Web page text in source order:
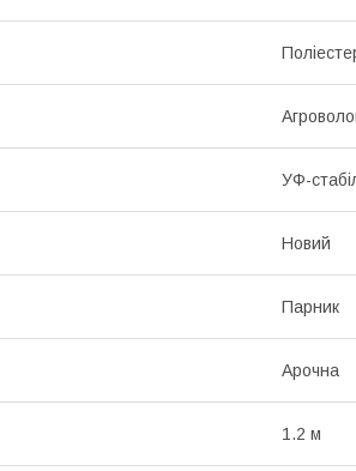
УФ-
Новий
Парник
Арочна
1.2 м